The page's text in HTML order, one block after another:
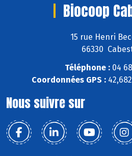
Biocoop
15 rue Henri
66330
Téléphone :04 68
Coordonnées GPS :
Nous suivre sur